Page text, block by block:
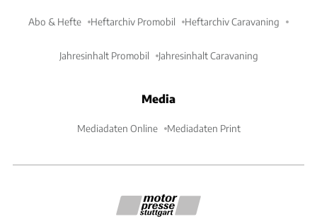
Abo & Hefte Heftarchiv Promobil Heftarchiv Caravaning
Jahresinhalt Promobil Jahresinhalt Caravaning
Media
Mediadaten Online Mediadaten Print